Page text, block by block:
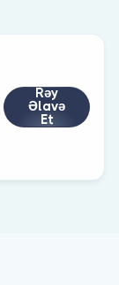
Rəy
Əlavə
Et